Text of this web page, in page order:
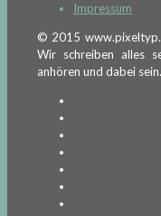
Impressum
© 2015
Wir schreiben alles
anhören und dabei